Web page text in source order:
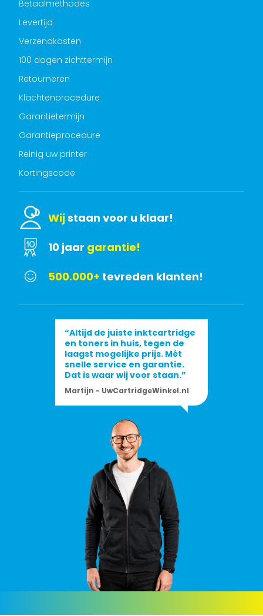
Betaalmethodes
Levertijd
Verzendkosten
100 dagen zichttermijn
Retourneren
Klachtenprocedure
Garantietermijn
Garantieprocedure
Reinig uw printer
Kortingscode
Wijstaan voor u klaar!
10 jaar garantie!
500.000+ tevreden klanten!
“Altijd de juiste inktcartridge
en toners in huis, tegen de
laagst mogelijke prijs. Mét
snelle service en garantie.
Dat is waar wij voor staan.”
Martijn - UwCartridgeWinkel.nl